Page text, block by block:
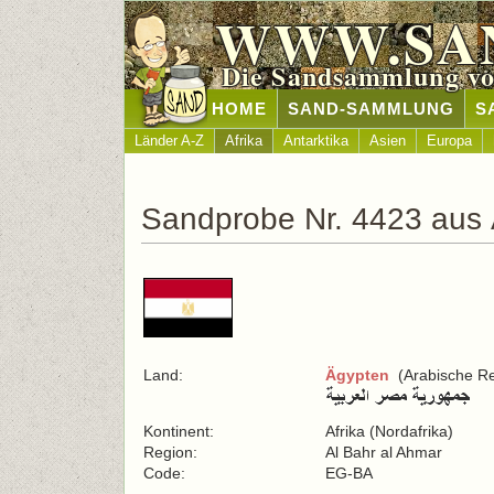
Die Sandsammlung
HOME SAND-SAMMLUNG
Länder A-Z Afrika Antarktika Asien Europa
Sandprobe Nr. 4423 aus
Land: Ägypten (Arabische
Kontinent:
Afrika (Nordafrika)
Region:
Al Bahr al Ahmar
Code:
EG-BA